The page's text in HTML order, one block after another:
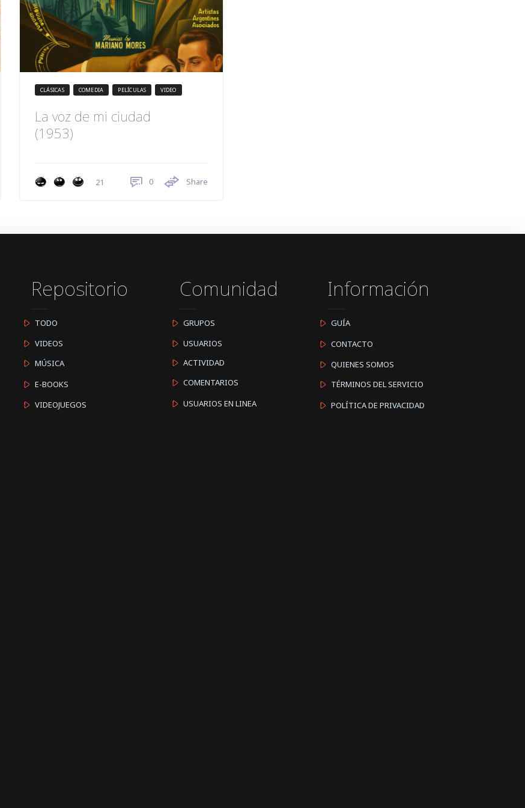
CLÁSICAS COMEDIA PELÍCULAS VIDEO
La voz de mi ciudad
(1953)
21 0 Share
Repositorio
TODO
VIDEOS
MÚSICA
E-BOOKS
VIDEOJUEGOS
Comunidad
GRUPOS
USUARIOS
ACTIVIDAD
COMENTARIOS
USUARIOS EN LINEA
Información
GUÍA
CONTACTO
QUIENES SOMOS
TÉRMINOS DEL SERVICIO
POLÍTICA DE PRIVACIDAD